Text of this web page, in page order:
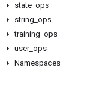
state ops
string ops
training ops
user_ ops
Namespaces